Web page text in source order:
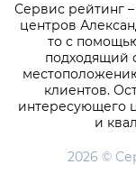
Сервис рейтинг
центров
то с
подходящий
клиентов.
интересующего
и
2026 ©